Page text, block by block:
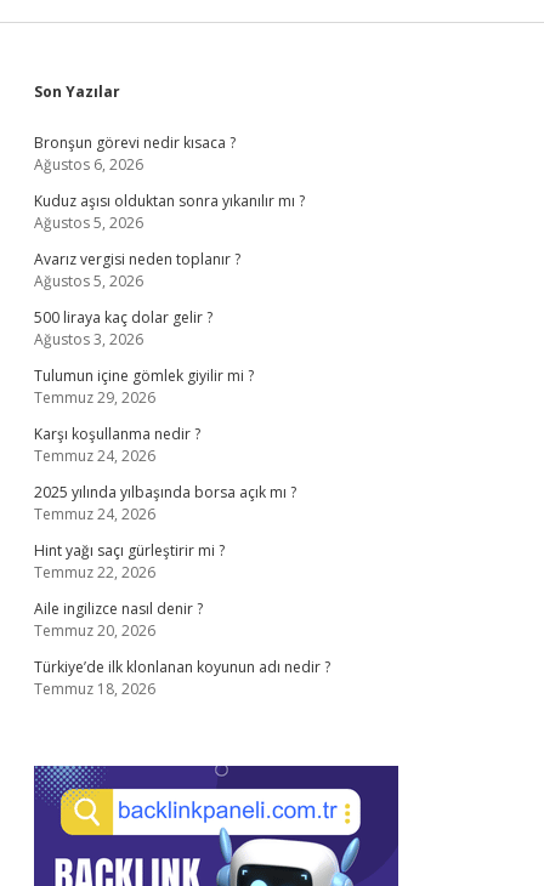
Sidebar
Son Yazılar
Bronşun görevi nedir kısaca ?
Ağustos 6, 2026
Kuduz aşısı olduktan sonra yıkanılır mı ?
Ağustos 5, 2026
Avarız vergisi neden toplanır ?
Ağustos 5, 2026
500 liraya kaç dolar gelir ?
Ağustos 3, 2026
Tulumun içine gömlek giyilir mi ?
Temmuz 29, 2026
Karşı koşullanma nedir ?
Temmuz 24, 2026
2025 yılında yılbaşında borsa açık mı ?
Temmuz 24, 2026
Hint yağı saçı gürleştirir mi ?
Temmuz 22, 2026
Aile ingilizce nasıl denir ?
Temmuz 20, 2026
Türkiye’de ilk klonlanan koyunun adı nedir ?
Temmuz 18, 2026